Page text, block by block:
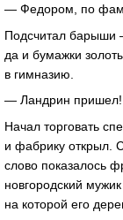
— Федором, по
Подсчитал барыши
да и бумажки
в гимназию.
— Ландрин пришел!
Начал торговать
и фабрику открыл.
слово показалось
новгородский
на которой его